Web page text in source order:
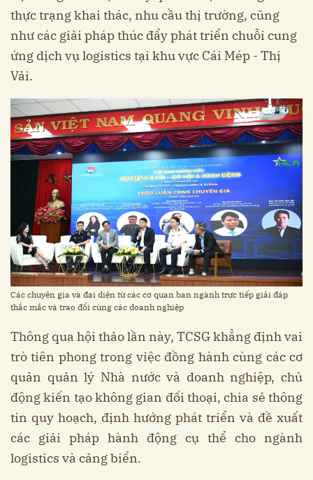
thực trạng khai thác, nhu cầu thị trường, cũng
như các giải pháp thúc đẩy phát triển chuỗi cung
ứng dịch vụ logistics tại khu vực Cái Mép - Thị
Vải.
Các chuyên gia và đại diện từ các cơ quan ban ngành trực tiếp giải đáp
thắc mắc và trao đổi cùng các doanh nghiệp
Thông qua hội thảo lần này, TCSG khẳng định vai
trò tiên phong trong việc đồng hành cùng các cơ
quản quản lý Nhà nước và doanh nghiệp, chủ
động kiến tạo không gian đối thoại, chia sẻ thông
tin quy hoạch, định hướng phát triển và đề xuất
các giải pháp hành động cụ thể cho ngành
logistics và cảng biển.